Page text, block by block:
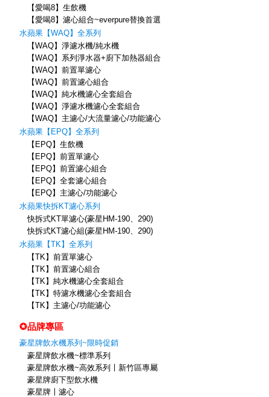
【愛喝8】生飲機
【愛喝8】濾心組合~everpure替換首選
水蘋果【WAQ】全系列
【WAQ】淨濾水機/純水機
【WAQ】系列淨水器+廚下加熱器組合
【WAQ】前置單濾心
【WAQ】前置濾心組合
【WAQ】純水機濾心全套組合
【WAQ】淨濾水機濾心全套組合
【WAQ】主濾心/大流量濾心/功能濾心
水蘋果【EPQ】全系列
【EPQ】生飲機
【EPQ】前置單濾心
【EPQ】前置濾心組合
【EPQ】全套濾心組合
【EPQ】主濾心/功能濾心
水蘋果快拆KT濾心系列
快拆式KT單濾心(豪星HM-190、290)
快拆式KT濾心組(豪星HM-190、290)
水蘋果【TK】全系列
【TK】前置單濾心
【TK】前置濾心組合
【TK】純水機濾心全套組合
【TK】特濾水機濾心全套組合
【TK】主濾心/功能濾心
✪品牌專區
豪星牌飲水機系列~限時促銷
豪星牌飲水機~標準系列
豪星牌飲水機~高效系列〡新竹區專屬
豪星牌廚下型飲水機
豪星牌〡濾心